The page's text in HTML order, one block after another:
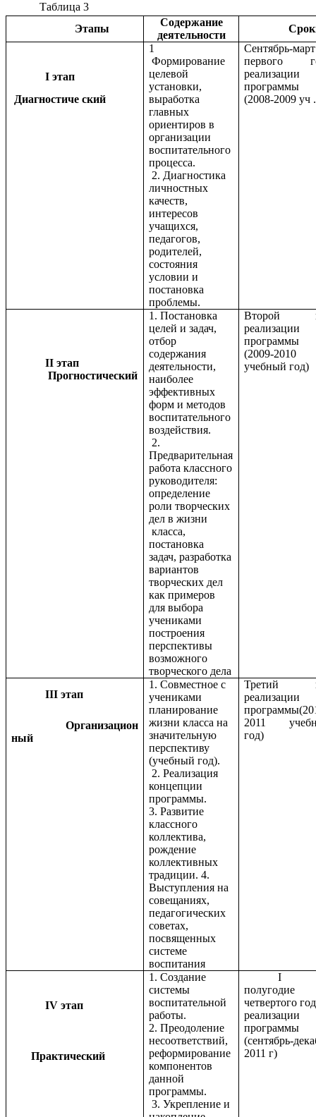
Таблица 3
Этапы
Содержание
деятельности
I этап
Диагностиче ский
1
Формирование
целевой
установки,
выработка
главных
ориентиров в
организации
воспитательного
процесса.
2. Диагностика
личностных
качеств,
интересов
учащихся,
педагогов,
родителей,
состояния
условии и
постановка
проблемы.
Сентябрь-март
первого
реализации
программы
(2008-2009 уч
II этап
Прогностический
1. Постановка
целей и задач,
отбор
содержания
деятельности,
наиболее
эффективных
форм и методов
воспитательного
воздействия.
2.
Предварительная
работа классного
руководителя:
определение
роли творческих
дел в жизни
класса,
постановка
задач, разработка
вариантов
творческих дел
как примеров
для выбора
учениками
построения
перспективы
возможного
творческого дела
Второй
реализации
программы
(2009-2010
учебный год)
III этап
Организацион
ный
1. Совместное с
учениками
планирование
жизни класса на
значительную
перспективу
(учебный год).
2. Реализация
концепции
программы.
3. Развитие
классного
коллектива,
рождение
коллективных
традиции. 4.
Выступления на
совещаниях,
педагогических
советах,
посвященных
системе
воспитания
Третий
реализации
2011
год)
IV этап
Практический
1. Создание
системы
воспитательной
работы.
2. Преодоление
несоответствий,
реформирование
компонентов
данной
программы.
3. Укрепление и
I
полугодие
четвертого
реализации
программы
(сентябрь-
2011 г)